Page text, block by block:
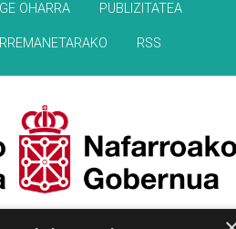
OHARRA PUBLIZITATEA
RSS